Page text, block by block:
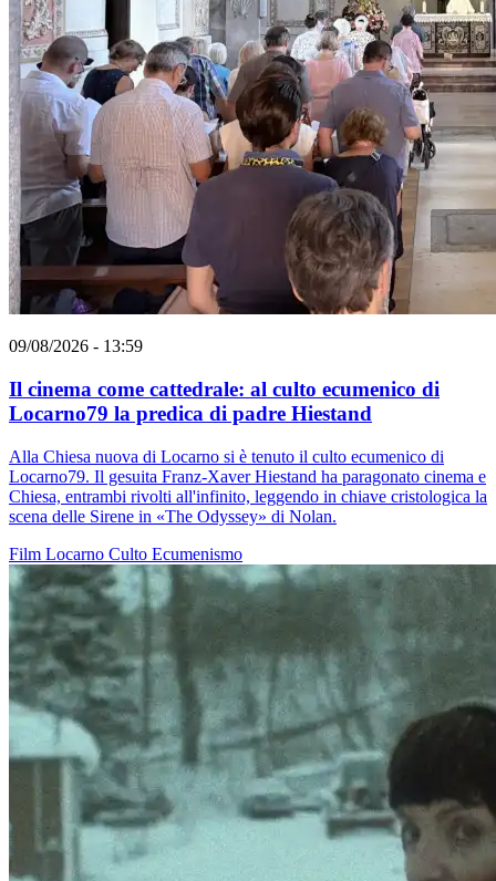
09/08/2026 - 13:59
Il cinema come cattedrale: al culto ecumenico di
Locarno79 la predica di padre Hiestand
Alla Chiesa nuova di Locarno si è tenuto il culto ecumenico di
Locarno79. Il gesuita Franz-Xaver Hiestand ha paragonato cinema e
Chiesa, entrambi rivolti all'infinito, leggendo in chiave cristologica la
scena delle Sirene in «The Odyssey» di Nolan.
Film Locarno Culto Ecumenismo